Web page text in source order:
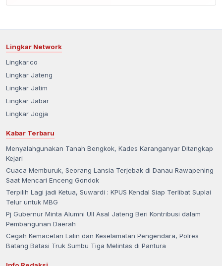
Lingkar Network
Lingkar.co
Lingkar Jateng
Lingkar Jatim
Lingkar Jabar
Lingkar Jogja
Kabar Terbaru
Menyalahgunakan Tanah Bengkok, Kades Karanganyar Ditangkap
Kejari
Cuaca Memburuk, Seorang Lansia Terjebak di Danau Rawapening
Saat Mencari Enceng Gondok
Terpilih Lagi jadi Ketua, Suwardi : KPUS Kendal Siap Terlibat Suplai
Telur untuk MBG
Pj Gubernur Minta Alumni UII Asal Jateng Beri Kontribusi dalam
Pembangunan Daerah
Cegah Kemacetan Lalin dan Keselamatan Pengendara, Polres
Batang Batasi Truk Sumbu Tiga Melintas di Pantura